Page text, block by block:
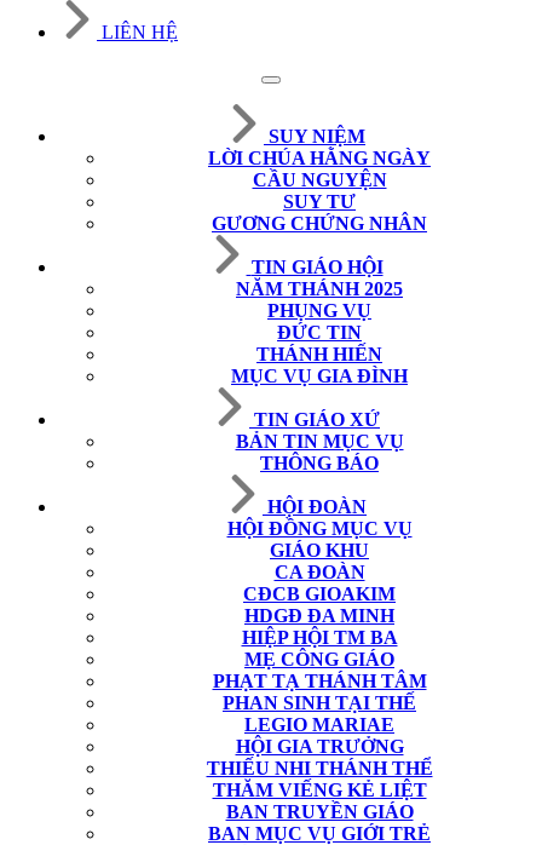
LIÊN HỆ
SUY NIỆM
LỜI CHÚA HẰNG NGÀY
CẦU NGUYỆN
SUY TƯ
GƯƠNG CHỨNG NHÂN
TIN GIÁO HỘI
NĂM THÁNH 2025
PHỤNG VỤ
ĐỨC TIN
THÁNH HIẾN
MỤC VỤ GIA ĐÌNH
TIN GIÁO XỨ
BẢN TIN MỤC VỤ
THÔNG BÁO
HỘI ĐOÀN
HỘI ĐỒNG MỤC VỤ
GIÁO KHU
CA ĐOÀN
CĐCB GIOAKIM
HDGĐ ĐA MINH
HIỆP HỘI TM BA
MẸ CÔNG GIÁO
PHẠT TẠ THÁNH TÂM
PHAN SINH TẠI THẾ
LEGIO MARIAE
HỘI GIA TRƯỞNG
THIẾU NHI THÁNH THỂ
THĂM VIẾNG KẺ LIỆT
BAN TRUYỀN GIÁO
BAN MỤC VỤ GIỚI TRẺ